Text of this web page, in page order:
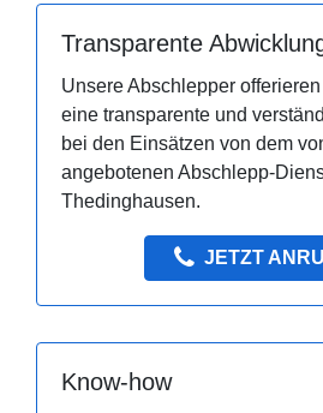
Transparente
Unsere Abschlepper
eine transparente und
bei den Einsätzen von dem
angebotenen Abschlepp-
Thedinghausen.
JETZT
Know-how